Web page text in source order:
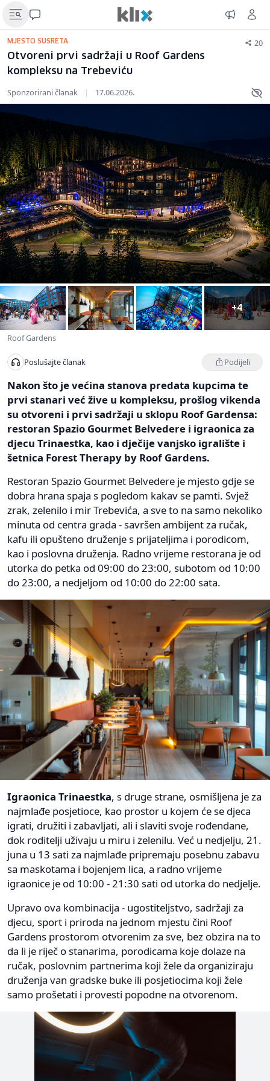
MJESTO SUSRETA 20
Otvoreni prvi sadržaji u Roof Gardens
kompleksu na Trebeviću
Sponzorirani članak | 17.06.2026.
+4
Roof Gardens
Poslušajte članak Podijeli
Nakon što je većina stanova predata kupcima te
prvi stanari već žive u kompleksu, prošlog vikenda
su otvoreni i prvi sadržaji u sklopu Roof Gardensa:
restoran Spazio Gourmet Belvedere i igraonica za
djecu Trinaestka, kao i dječije vanjsko igralište i
šetnica Forest Therapy by Roof Gardens.
Restoran Spazio Gourmet Belvedere je mjesto gdje se
dobra hrana spaja s pogledom kakav se pamti. Svjež
zrak, zelenilo i mir Trebevića, a sve to na samo nekoliko
minuta od centra grada - savršen ambijent za ručak,
kafu ili opušteno druženje s prijateljima i porodicom,
kao i poslovna druženja. Radno vrijeme restorana je od
utorka do petka od 09:00 do 23:00, subotom od 10:00
do 23:00, a nedjeljom od 10:00 do 22:00 sata.
Igraonica Trinaestka, s druge strane, osmišljena je za
najmlađe posjetioce, kao prostor u kojem će se djeca
igrati, družiti i zabavljati, ali i slaviti svoje rođendane,
dok roditelji uživaju u miru i zelenilu. Već u nedjelju, 21.
juna u 13 sati za najmlađe pripremaju posebnu zabavu
sa maskotama i bojenjem lica, a radno vrijeme
igraonice je od 10:00 - 21:30 sati od utorka do nedjelje.
Upravo ova kombinacija - ugostiteljstvo, sadržaji za
djecu, sport i priroda na jednom mjestu čini Roof
Gardens prostorom otvorenim za sve, bez obzira na to
da li je riječ o stanarima, porodicama koje dolaze na
ručak, poslovnim partnerima koji žele da organiziraju
druženja van gradske buke ili posjetiocima koji žele
samo prošetati i provesti popodne na otvorenom.